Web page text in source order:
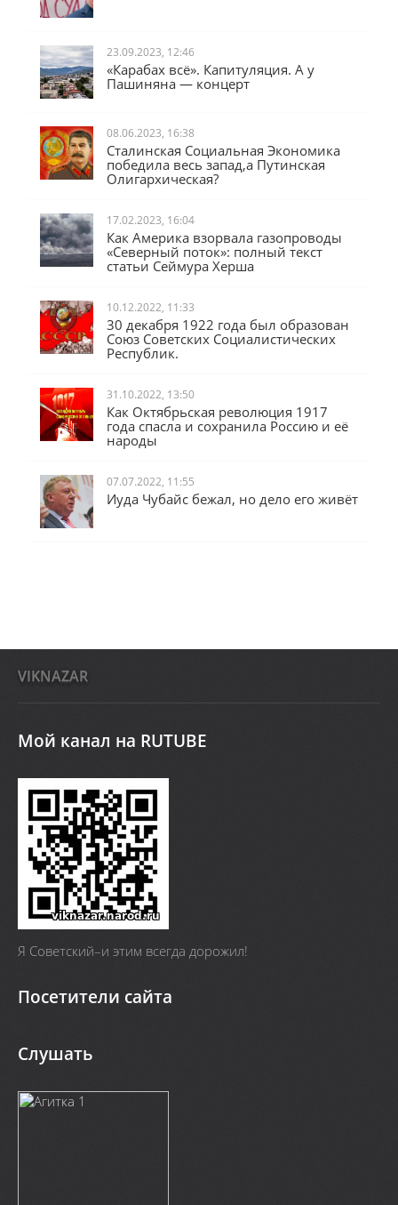
23.09.2023, 12:46
«Карабах всё». Капитуляция. А у
Пашиняна — концерт
08.06.2023, 16:38
Сталинская Социальная Экономика
победила весь запад,а Путинская
Олигархическая?
17.02.2023, 16:04
Как Америка взорвала газопроводы
«Северный поток»: полный текст
статьи Сеймура Херша
10.12.2022, 11:33
30 декабря 1922 года был образован
Союз Советских Социалистических
Республик.
31.10.2022, 13:50
Как Октябрьская революция 1917
года спасла и сохранила Россию и её
народы
07.07.2022, 11:55
Иуда Чубайс бежал, но дело его живёт
VIKNAZAR
Мой канал на RUTUBE
Я Cоветский–и этим всегда дорожил!
Посетители сайта
Слушать